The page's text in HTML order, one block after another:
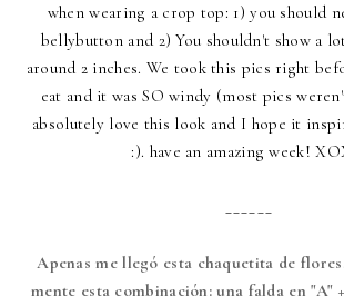
when wearing a crop top: 1) you should
bellybutton and 2) You shouldn't show a
around 2 inches. We took this pics right
eat and it was SO windy (most pics
absolutely love this look and I hope it
:). have an amazing week!
Apenas me llegó esta chaquetita de
mente esta combinación: una falda en "A"